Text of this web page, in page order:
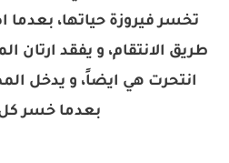
تخسر فيروزة حياتها،
طريق الانتقام، و يفقد ارتان
انتحرت هي ايضاً، و يدخل
بعدما خسر